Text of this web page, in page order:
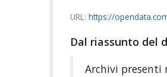
URL: https://
Dal riassunto del
Archivi presenti